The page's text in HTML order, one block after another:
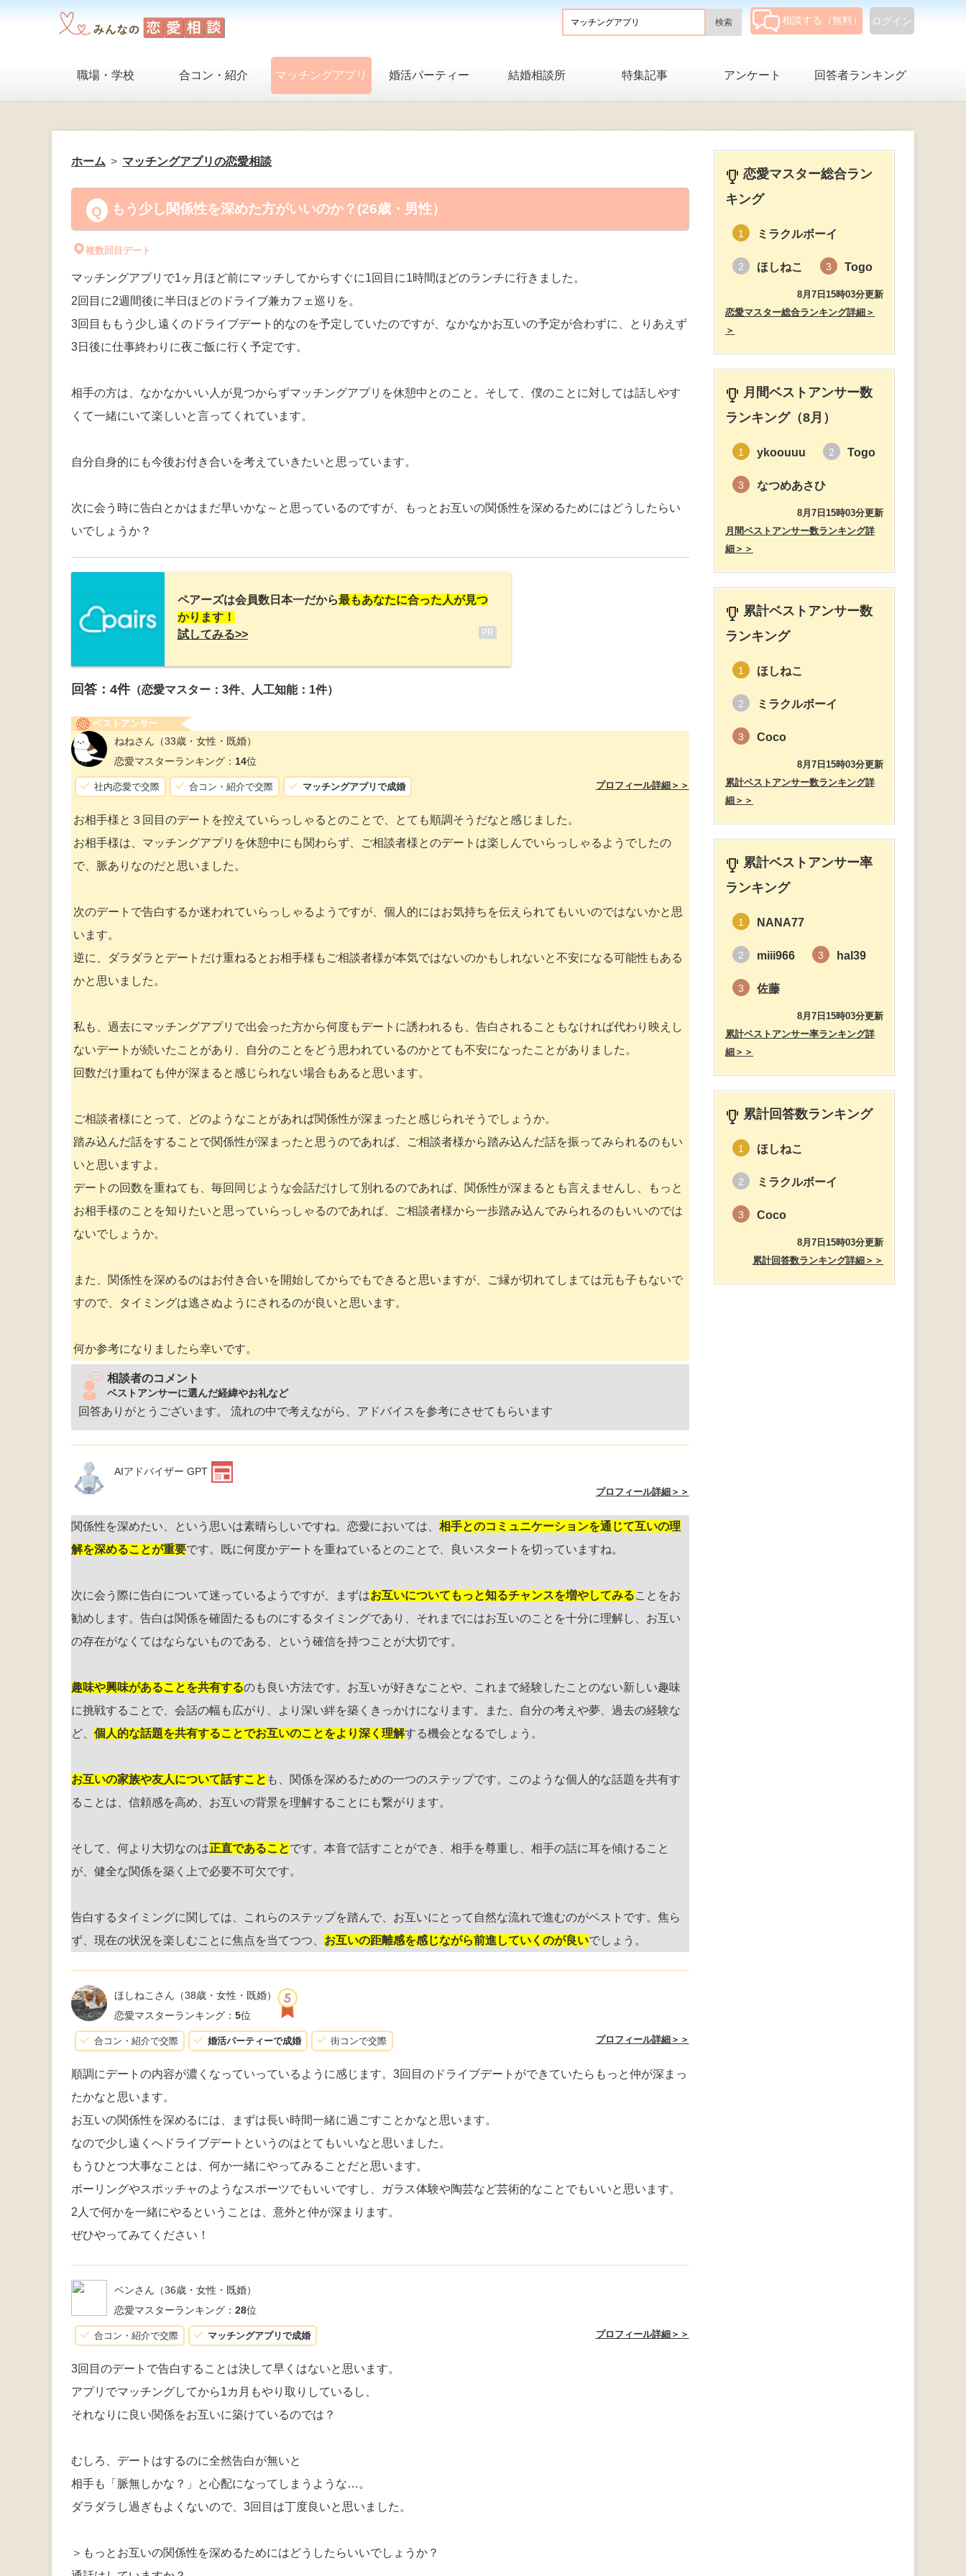
ログイン
相談する（無料）
職場・学校 合コン・紹介 マッチングアプリ 婚活パーティー 結婚相談所 特集記事 アンケート 回答者ランキング
ホーム マッチングアプリの恋愛相談
もう少し関係性を深めた方がいいのか？(26歳・男性）
複数回目デート
マッチングアプリで1ヶ月ほど前にマッチしてからすぐに1回目に1時間ほどのランチに行きました。
2回目に2週間後に半日ほどのドライブ兼カフェ巡りを。
3回目ももう少し遠くのドライブデート的なのを予定していたのですが、なかなかお互いの予定が合わずに、とりあえず
3日後に仕事終わりに夜ご飯に行く予定です。
相手の方は、なかなかいい人が見つからずマッチングアプリを休憩中とのこと。そして、僕のことに対しては話しやす
くて一緒にいて楽しいと言ってくれています。
自分自身的にも今後お付き合いを考えていきたいと思っています。
次に会う時に告白とかはまだ早いかな～と思っているのですが、もっとお互いの関係性を深めるためにはどうしたらい
いでしょうか？
ペアーズは会員数日本一だから最もあなたに合った人が見つ
かります！
試してみる>>
PR
回答： 4件（恋愛マスター：3件、人工知能：1件）
ベストアンサー
ねねさん （33歳・女性・既婚）
恋愛マスターランキング： 14位
社内恋愛で交際 合コン・紹介で交際 マッチングアプリで成婚 プロフィール詳細＞＞
お相手様と３回目のデートを控えていらっしゃるとのことで、とても順調そうだなと感じました。
お相手様は、マッチングアプリを休憩中にも関わらず、ご相談者様とのデートは楽しんでいらっしゃるようでしたの
で、脈ありなのだと思いました。
次のデートで告白するか迷われていらっしゃるようですが、個人的にはお気持ちを伝えられてもいいのではないかと思
います。
逆に、ダラダラとデートだけ重ねるとお相手様もご相談者様が本気ではないのかもしれないと不安になる可能性もある
かと思いました。
私も、過去にマッチングアプリで出会った方から何度もデートに誘われるも、告白されることもなければ代わり映えし
ないデートが続いたことがあり、自分のことをどう思われているのかとても不安になったことがありました。
回数だけ重ねても仲が深まると感じられない場合もあると思います。
ご相談者様にとって、どのようなことがあれば関係性が深まったと感じられそうでしょうか。
踏み込んだ話をすることで関係性が深まったと思うのであれば、ご相談者様から踏み込んだ話を振ってみられるのもい
いと思いますよ。
デートの回数を重ねても、毎回同じような会話だけして別れるのであれば、関係性が深まるとも言えませんし、もっと
お相手様のことを知りたいと思っていらっしゃるのであれば、ご相談者様から一歩踏み込んでみられるのもいいのでは
ないでしょうか。
また、関係性を深めるのはお付き合いを開始してからでもできると思いますが、ご縁が切れてしまては元も子もないで
すので、タイミングは逃さぬようにされるのが良いと思います。
何か参考になりましたら幸いです。
相談者のコメント
ベストアンサーに選んだ経緯やお礼など
回答ありがとうございます。 流れの中で考えながら、アドバイスを参考にさせてもらいます
AIアドバイザー GPT
プロフィール詳細＞＞
関係性を深めたい、という思いは素晴らしいですね。恋愛においては、 相手とのコミュニケーションを通じて互いの理
解を深めることが重要です。既に何度かデートを重ねているとのことで、良いスタートを切っていますね。
次に会う際に告白について迷っているようですが、まずはお互いについてもっと知るチャンスを増やしてみることをお
勧めします。告白は関係を確固たるものにするタイミングであり、それまでにはお互いのことを十分に理解し、お互い
の存在がなくてはならないものである、という確信を持つことが大切です。
趣味や興味があることを共有するのも良い方法です。お互いが好きなことや、これまで経験したことのない新しい趣味
に挑戦することで、会話の幅も広がり、より深い絆を築くきっかけになります。また、自分の考えや夢、過去の経験な
ど、 個人的な話題を共有することでお互いのことをより深く理解する機会となるでしょう。
お互いの家族や友人について話すこと も、関係を深めるための一つのステップです。このような個人的な話題を共有す
ることは、信頼感を高め、お互いの背景を理解することにも繋がります。
そして、何より大切なのは正直であることです。本音で話すことができ、相手を尊重し、相手の話に耳を傾けること
が、健全な関係を築く上で必要不可欠です。
告白するタイミングに関しては、これらのステップを踏んで、お互いにとって自然な流れで進むのがベストです。焦ら
ず、現在の状況を楽しむことに焦点を当てつつ、 お互いの距離感を感じながら前進していくのが良いでしょう。
ほしねこさん （38歳・女性・既婚）
恋愛マスターランキング： 5位
合コン・紹介で交際 婚活パーティーで成婚 街コンで交際 プロフィール詳細＞＞
順調にデートの内容が濃くなっていっているように感じます。3回目のドライブデートができていたらもっと仲が深まっ
たかなと思います。
お互いの関係性を深めるには、まずは長い時間一緒に過ごすことかなと思います。
なので少し遠くへドライブデートというのはとてもいいなと思いました。
もうひとつ大事なことは、何か一緒にやってみることだと思います。
ボーリングやスポッチャのようなスポーツでもいいですし、ガラス体験や陶芸など芸術的なことでもいいと思います。
2人で何かを一緒にやるということは、意外と仲が深まります。
ぜひやってみてください！
ベンさん （36歳・女性・既婚）
恋愛マスターランキング： 28位
合コン・紹介で交際 マッチングアプリで成婚 プロフィール詳細＞＞
3回目のデートで告白することは決して早くはないと思います。
アプリでマッチングしてから1カ月もやり取りしているし、
それなりに良い関係をお互いに築けているのでは？
むしろ、デートはするのに全然告白が無いと
相手も「脈無しかな？」と心配になってしまうような…。
ダラダラし過ぎもよくないので、3回目は丁度良いと思いました。
＞もっとお互いの関係性を深めるためにはどうしたらいいでしょうか？
恋愛マスター総合ラン
キング
1 ミラクルボーイ
2 ほしねこ 3 Togo
8月7日15時03分更新
恋愛マスター総合ランキング詳細＞
＞
月間ベストアンサー数
ランキング（8月）
1 ykoouuu 2 Togo
3 なつめあさひ
8月7日15時03分更新
月間ベストアンサー数ランキング詳
細＞＞
累計ベストアンサー数
ランキング
1 ほしねこ
2 ミラクルボーイ
3 Coco
8月7日15時03分更新
累計ベストアンサー数ランキング詳
細＞＞
累計ベストアンサー率
ランキング
1 NANA77
2 miii966 3 hal39
3 佐藤
8月7日15時03分更新
累計ベストアンサー率ランキング詳
細＞＞
累計回答数ランキング
1 ほしねこ
2 ミラクルボーイ
3 Coco
8月7日15時03分更新
累計回答数ランキング詳細＞＞